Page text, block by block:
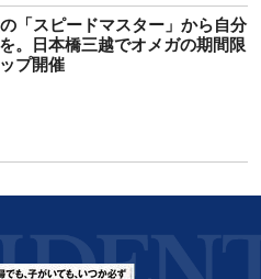
「スピードマスター」から自分
。日本橋三越でオメガの期間限
プ開催